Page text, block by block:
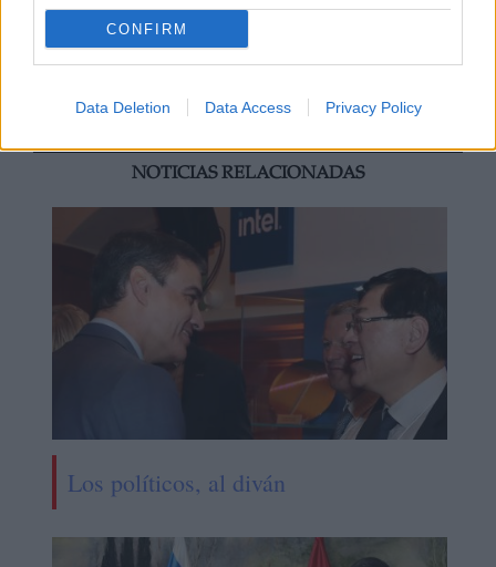
CONFIRM
Data Deletion Data Access Privacy Policy
Manuel Guerrero Pedro Sánchez
Reyes Maroto
Manuela Carmena
Pepu Hernández
Elecciones municipales
Ada Colau
Puri Causapié
Chema Dávila
NOTICIAS RELACIONADAS
Los políticos, al diván